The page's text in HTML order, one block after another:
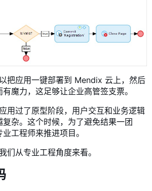
应用一键部署到 Mendix 云上，然后
魔力，这足够让企业高管签支票。
过了原型阶段，用户交互和业务逻辑
杂。这个时候，为了避免结果一团
工程师来推进项目。
从专业工程角度来看。